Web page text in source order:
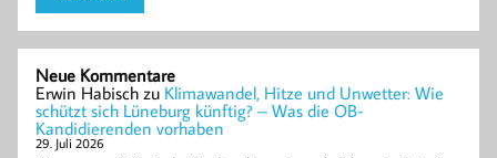
Neue Kommentare
Erwin Habisch zu Klimawandel, Hitze und Unwetter: Wie
schützt sich Lüneburg künftig? – Was die OB-
Kandidierenden vorhaben
29. Juli 2026